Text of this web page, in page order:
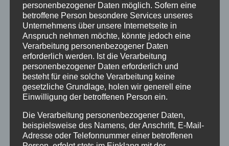
Brachionopus sp.
65,00€
ca.2,5 cm
personenbezogener Daten möglich. Sofern eine
betroffene Person besondere Services unseres
Unternehmens über unsere Internetseite in
Anspruch nehmen möchte, könnte jedoch eine
Verarbeitung personenbezogener Daten
erforderlich werden. Ist die Verarbeitung
personenbezogener Daten erforderlich und
besteht für eine solche Verarbeitung keine
gesetzliche Grundlage, holen wir generell eine
Einwilligung der betroffenen Person ein.
Die Verarbeitung personenbezogener Daten,
beispielsweise des Namens, der Anschrift, E-Mail-
Adresse oder Telefonnummer einer betroffenen